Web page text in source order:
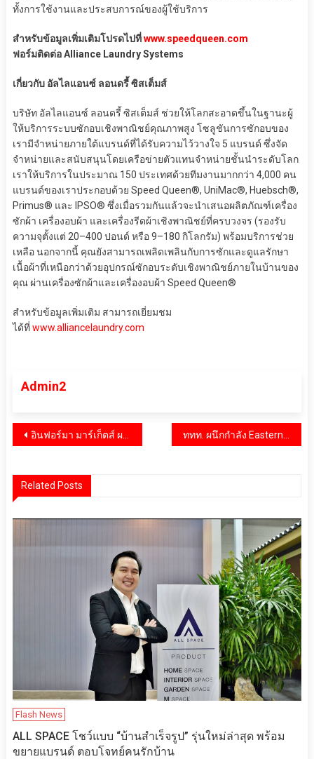
ทั้งการใช้งานและประสบการณ์ของผู้ใช้บริการ
สำหรับข้อมูลเพิ่มเติมโปรดไปที่www.speedqueen.com
ฟอร์มติดต่อ Alliance Laundry Systems
เกี่ยวกับ อัลไลแอนซ์ ลอนดรี้ ซิสเต็มส์
บริษัท อัลไลแอนซ์ ลอนดรี้ ซิสเต็มส์ ช่วยให้โลกสะอาดขึ้นในฐานะผู้
ให้บริการระบบซักอบเชิงพาณิชย์คุณภาพสูง โซลูชันการซักอบของ
เรามีจำหน่ายภายใต้แบรนด์ที่ได้รับความไว้วางใจ 5 แบรนด์ ซึ่งจัด
จำหน่ายและสนับสนุนโดยเครือข่ายตัวแทนจำหน่ายชั้นนำระดับโลก
เราให้บริการในประมาณ 150 ประเทศด้วยทีมงานมากกว่า 4,000 คน
แบรนด์ของเราประกอบด้วย Speed Queen®, UniMac®, Huebsch®,
Primus® และ IPSO® ซึ่งเมื่อรวมกันแล้วจะนำเสนอผลิตภัณฑ์เครื่อง
ซักผ้า เครื่องอบผ้า และเครื่องรีดผ้าเชิงพาณิชย์ที่ครบวงจร (รองรับ
ความจุตั้งแต่ 20–400 ปอนด์ หรือ 9–180 กิโลกรัม) พร้อมบริการช่วย
เหลือ นอกจากนี้ คุณยังสามารถเพลิดเพลินกับการซักและดูแลรักษา
เนื้อผ้าที่เหนือกว่าด้วยอุปกรณ์ซักอบระดับเชิงพาณิชย์ภายในบ้านของ
คุณ ผ่านเครื่องซักผ้าและเครื่องอบผ้า Speed Queen®
สำหรับข้อมูลเพิ่มเติม สามารถเยี่ยมชม
ได้ที่www.alliancelaundry.com
Admin2
แนะแนว
อินฟอร์มา มาร์เก็ตส์ ผนึก พพ. และ TESTA ดัน ASEW 2026 เป็นเวทีความร่วมมือพลังงานระดับภูมิภาค ขับเคลื่อนนวัตกรรมพลังงานสะอาดของเอเชีย
Related Posts
Flash News
ALL SPACE โชว์แบบ “บ้านสำเร็จรูป” รุ่นใหม่ล่าสุด พร้อม
ขยายแบรนด์ ตอบโจทย์คนรักบ้าน